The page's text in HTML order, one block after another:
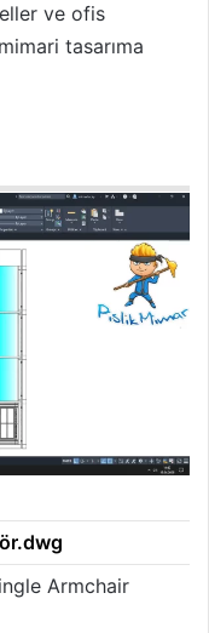
ve ofis
tasarıma
Armchair